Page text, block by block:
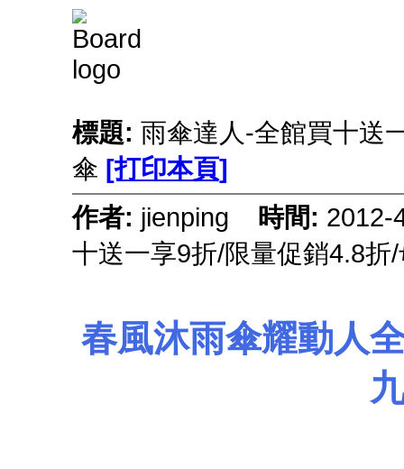
標題: 雨傘達人-全館買十送
傘 [打印本頁]
作者: jienping 時間:
十送一享9折/限量促銷4.8折
春風沐雨傘耀動人